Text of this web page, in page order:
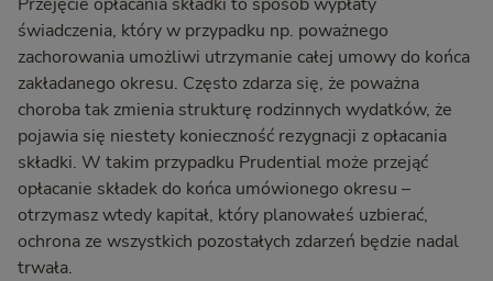
świadczenia, który w przypadku np. poważnego
zachorowania umożliwi utrzymanie całej umowy do końca
zakładanego okresu. Często zdarza się, że poważna
choroba tak zmienia strukturę rodzinnych wydatków, że
pojawia się niestety konieczność rezygnacji z opłacania
składki. W takim przypadku Prudential może przejąć
opłacanie składek do końca umówionego okresu –
otrzymasz wtedy kapitał, który planowałeś uzbierać,
ochrona ze wszystkich pozostałych zdarzeń będzie nadal
trwała.